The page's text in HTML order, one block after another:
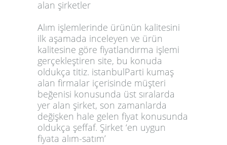
alan şirketler
Alım işlemlerinde ürünün kalitesini
ilk aşamada inceleyen ve ürün
kalitesine göre fiyatlandırma işlemi
gerçekleştiren site, bu konuda
oldukça titiz. istanbulParti kumaş
alan firmalar içerisinde müşteri
beğenisi konusunda üst sıralarda
yer alan şirket, son zamanlarda
değişken hale gelen fiyat konusunda
oldukça şeffaf. Şirket ‘en uygun
fiyata alım-satım’